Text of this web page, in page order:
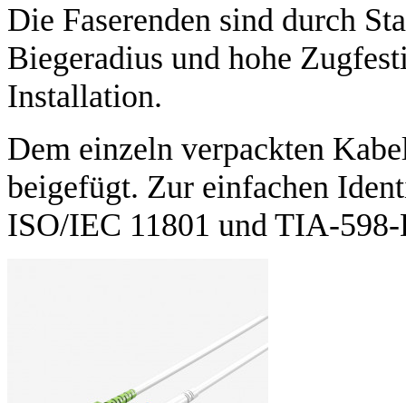
Die Faserenden sind durch
Biegeradius und hohe
Installation.
Dem einzeln verpackten
beigefügt. Zur einfachen
ISO/IEC 11801 und TIA-